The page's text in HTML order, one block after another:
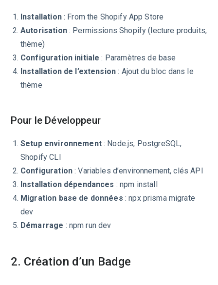
Installation: From the Shopify App Store
Autorisation: Permissions Shopify (lecture produits,
thème)
Configuration initiale : Paramètres de base
Installation de l’extension : Ajout du bloc dans le
thème
Pour le Développeur
Setup environnement: Node.js, PostgreSQL,
Shopify CLI
Configuration: Variables d’environnement, clés API
Installation dépendances : npm install
Migration base de données : npx prisma migrate
dev
Démarrage : npm run dev
2. Création d’un Badge